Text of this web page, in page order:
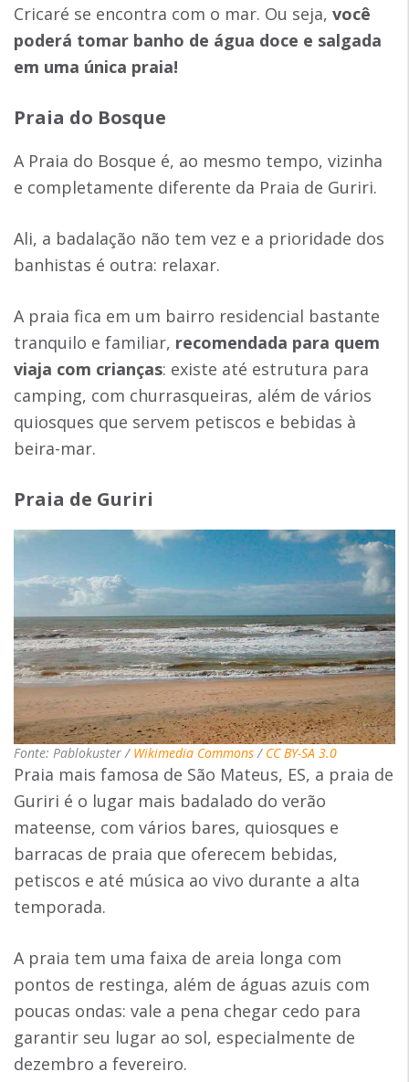
Cricaré se encontra com o mar. Ou seja, você
poderá tomar banho de água doce e salgada
em uma única praia!
Praia do Bosque
A Praia do Bosque é, ao mesmo tempo, vizinha
e completamente diferente da Praia de Guriri.
Ali, a badalação não tem vez e a prioridade dos
banhistas é outra: relaxar.
A praia fica em um bairro residencial bastante
tranquilo e familiar, recomendada para quem
viaja com crianças: existe até estrutura para
camping, com churrasqueiras, além de vários
quiosques que servem petiscos e bebidas à
beira-mar.
Praia de Guriri
Fonte: Pablokuster / Wikimedia Commons/ CC BY-SA 3.0
Praia mais famosa de São Mateus, ES, a praia de
Guriri é o lugar mais badalado do verão
mateense, com vários bares, quiosques e
barracas de praia que oferecem bebidas,
petiscos e até música ao vivo durante a alta
temporada.
A praia tem uma faixa de areia longa com
pontos de restinga, além de águas azuis com
poucas ondas: vale a pena chegar cedo para
garantir seu lugar ao sol, especialmente de
dezembro a fevereiro.